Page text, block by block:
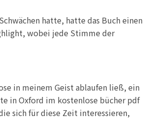
hatte, hatte das Buch einen
wobei jede Stimme der
in meinem Geist ablaufen ließ, ein
in Oxford im kostenlose bücher pdf
sich für diese Zeit interessieren,